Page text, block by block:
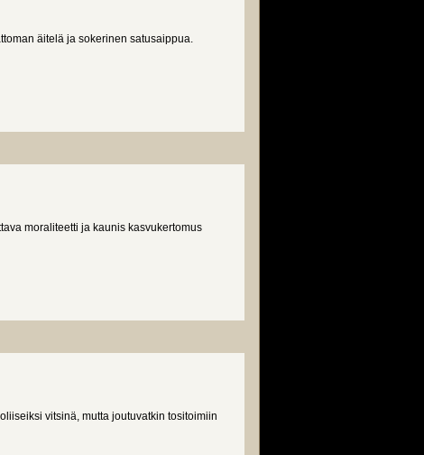
äitelä ja sokerinen satusaippua.
moraliteetti ja kaunis kasvukertomus
vitsinä, mutta joutuvatkin tositoimiin